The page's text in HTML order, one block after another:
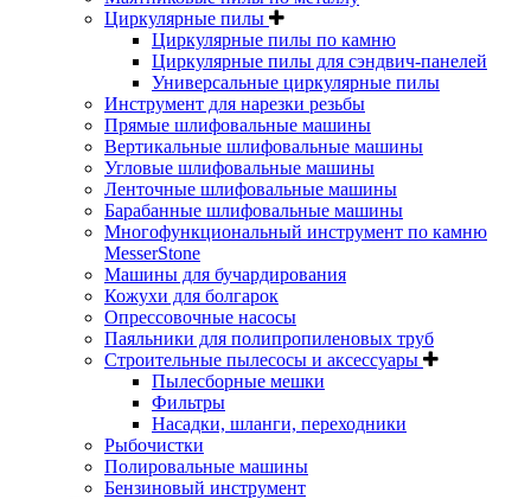
Циркулярные пилы
Циркулярные пилы по камню
Циркулярные пилы для сэндвич-панелей
Универсальные циркулярные пилы
Инструмент для нарезки резьбы
Прямые шлифовальные машины
Вертикальные шлифовальные машины
Угловые шлифовальные машины
Ленточные шлифовальные машины
Барабанные шлифовальные машины
Многофункциональный инструмент по камню
MesserStone
Машины для бучардирования
Кожухи для болгарок
Опрессовочные насосы
Паяльники для полипропиленовых труб
Строительные пылесосы и аксессуары
Пылесборные мешки
Фильтры
Насадки, шланги, переходники
Рыбочистки
Полировальные машины
Бензиновый инструмент